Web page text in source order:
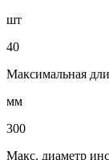
шт
40
Максимальная
мм
300
Макс. диаметр